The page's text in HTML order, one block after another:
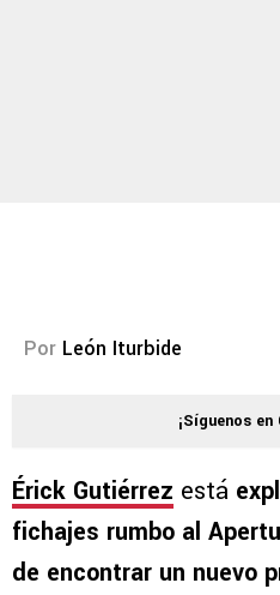
Por León Iturbide
¡Síguenos
Érick Gutiérrez está
fichajes rumbo al
de encontrar un nuevo